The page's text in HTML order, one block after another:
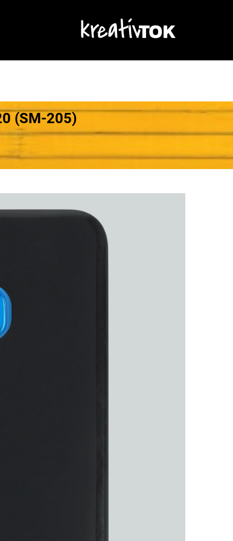
(SM-205)